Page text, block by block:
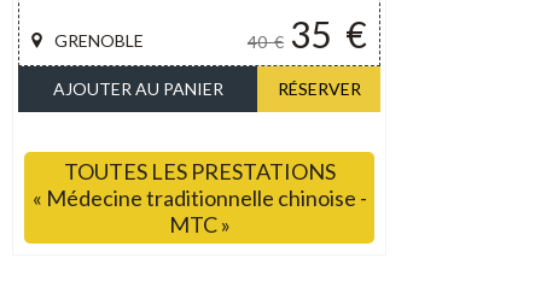
40€ 35 €
GRENOBLE
AJOUTER AU PANIER RÉSERVER
TOUTES LES PRESTATIONS
« Médecine traditionnelle chinoise -
MTC »